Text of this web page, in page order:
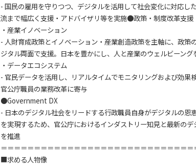
- 国民の雇用を守りつつ、デジタルを活用して社会変化に対応し
流まで幅広く支援・アドバイザリ等を実施●政策・制度改革支援
・産業イノベーション
- 人財育成政策とイノベーション・産業創造政策を主軸に、政策
ジタル両面で支援。日本を豊かにし、人と産業のウェルビーン
・データエコシステム
- 官民データを活用し、リアルタイムでモニタリングおよび効果
官公庁職員の業務改革に寄与
●Government DX
- 日本のデジタル社会をリードする行政職員自身がデジタルの恩
を実現するため、官公庁におけるインダストリー知見と最新の
を推進
＝＝＝＝＝＝＝＝＝＝＝＝＝＝＝＝＝＝＝＝＝＝＝＝＝＝＝＝＝
■求める人物像